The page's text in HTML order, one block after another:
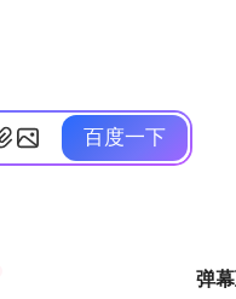
百度一下
弹